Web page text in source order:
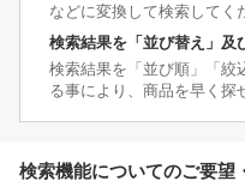
などに変換して検索してく
検索結果を「並び替え」及
検索結果を「並び順」「絞
る事により、商品を早く探
検索機能についてのご要望